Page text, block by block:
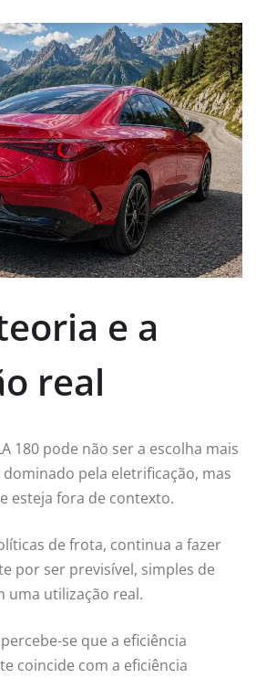
e a
real
180 pode não ser a escolha mais
pela eletrificação, mas
esteja fora de contexto.
de frota, continua a fazer
por ser previsível, simples de
uma utilização real.
se que a eficiência
coincide com a eficiência